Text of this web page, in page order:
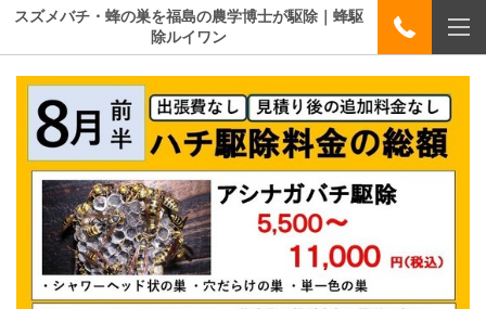
スズメバチ・蜂の巣を福島の農学博士が駆除｜蜂駆
除ルイワン